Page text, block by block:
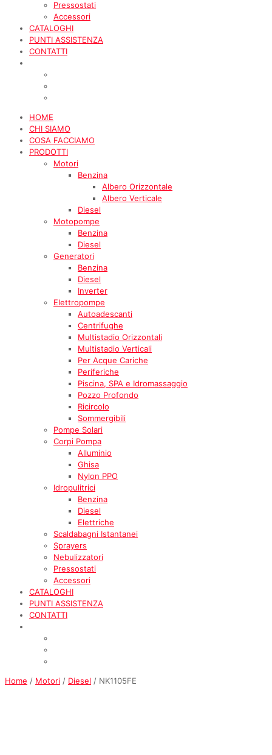
Pressostati
Accessori
CATALOGHI
PUNTI ASSISTENZA
CONTATTI
HOME
CHI SIAMO
COSA FACCIAMO
PRODOTTI
Motori
Benzina
Albero Orizzontale
Albero Verticale
Diesel
Motopompe
Benzina
Diesel
Generatori
Benzina
Diesel
Inverter
Elettropompe
Autoadescanti
Centrifughe
Multistadio Orizzontali
Multistadio Verticali
Per Acque Cariche
Periferiche
Piscina, SPA e Idromassaggio
Pozzo Profondo
Ricircolo
Sommergibili
Pompe Solari
Corpi Pompa
Alluminio
Ghisa
Nylon PPO
Idropulitrici
Benzina
Diesel
Elettriche
Scaldabagni Istantanei
Sprayers
Nebulizzatori
Pressostati
Accessori
CATALOGHI
PUNTI ASSISTENZA
CONTATTI
Home / Motori / Diesel / NK1105FE